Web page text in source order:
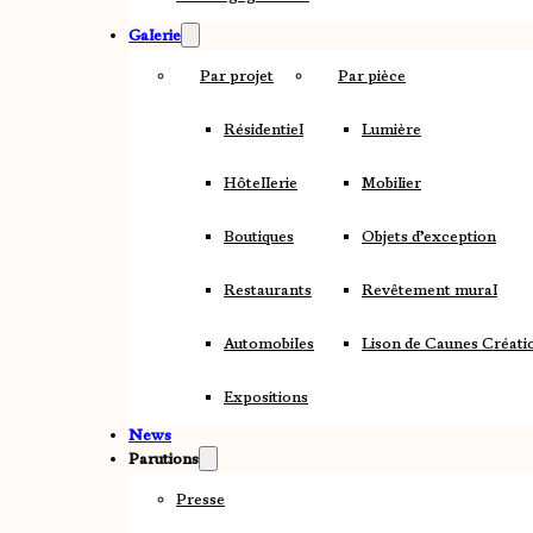
Galerie
Par projet
Résidentiel
Hôtellerie
Boutiques
Restaurants
Automobiles
Expositions
Par pièce
Lumière
Mobilier
Objets d’exception
Revêtement mural
Lison de Caunes
News
Parutions
Presse